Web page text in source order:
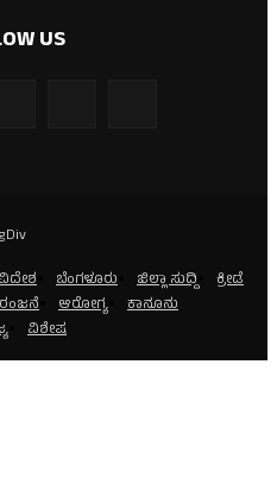
US
ಬೆಂಗಳೂರು ಜಿಲ್ಲಾ ಸುದ್ದಿ
ಕ್ರೀಡೆ
ಆರೋಗ್ಯ
ಕಾನೂನು
ವಿಶೇಷ